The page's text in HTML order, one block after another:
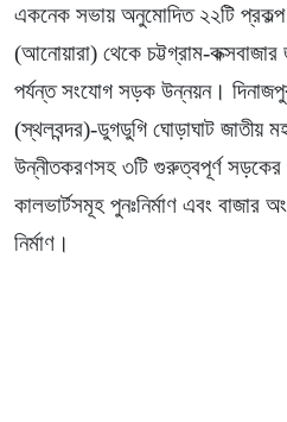
একনেক সভায় অনুমোদিত ২২টি প্রকল্প
(আনোয়ারা) থেকে চট্টগ্রাম-কক্সবাজার
পর্যন্ত সংযোগ সড়ক উন্নয়ন।
(স্থলবন্দর)-ডুগডুগি ঘোড়াঘাট জাতীয়
উন্নীতকরণসহ ৩টি গুরুত্বপূর্ণ সড়কের
কালভার্টসমূহ পুনঃনির্মাণ এবং বাজার
নির্মাণ।